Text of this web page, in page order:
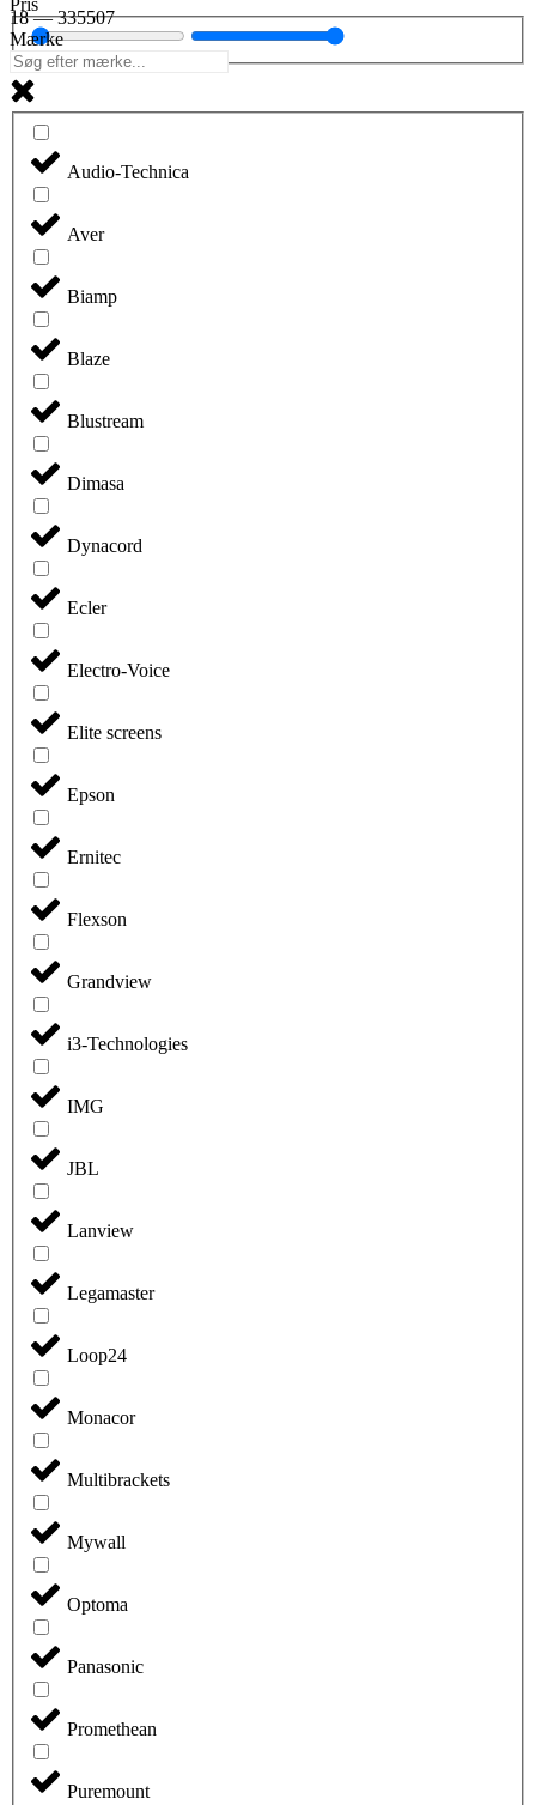
18—335507
Mærke
Audio-Technica
Aver
Biamp
Blaze
Blustream
Dimasa
Dynacord
Ecler
Electro-Voice
Elite screens
Epson
Ernitec
Flexson
Grandview
i3-Technologies
IMG
JBL
Lanview
Legamaster
Loop24
Monacor
Multibrackets
Mywall
Optoma
Panasonic
Promethean
Puremount